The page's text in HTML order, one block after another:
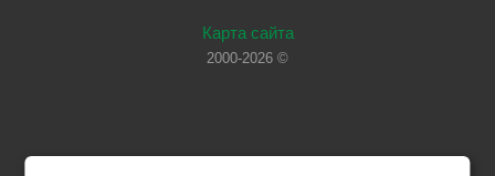
Карта сайта
2000-2026 ©